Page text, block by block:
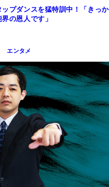
プダンスを猛特訓中！「きっか
の恩人です」
エンタメ